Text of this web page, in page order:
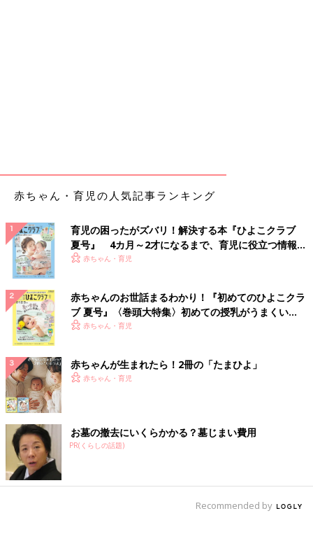
赤ちゃん・育児の人気記事ランキング
育児の困ったがズバリ！解決する本『ひよこクラブ
夏号』 4カ月～2才になるまで、育児に役立つ情報が
いっぱい！
赤ちゃん・育児
赤ちゃんのお世話まるわかり！『初めてのひよこクラ
ブ 夏号』〈巻頭大特集〉初めての授乳がうまくい
く！ おっぱい・ミルクの基本と夏のトラブル 解決テ
赤ちゃん・育児
赤ちゃんが生まれたら！2冊の「たまひよ」
赤ちゃん・育児
お墓の撤去にいくらかかる？墓じまい費用
PR(くらしの話題)
Recommended by